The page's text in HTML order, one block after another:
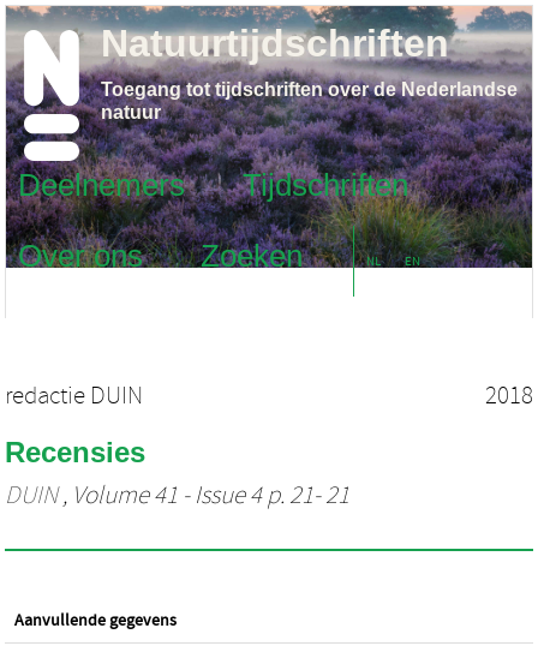
Deelnemers
Tijdschriften
Over ons
Zoeken NL EN
Natuurtijdschriften
Toegang tot tijdschriften over de Nederlandse
natuur
redactie DUIN 2018
Recensies
DUIN, Volume 41 - Issue 4 p. 21- 21
Aanvullende gegevens